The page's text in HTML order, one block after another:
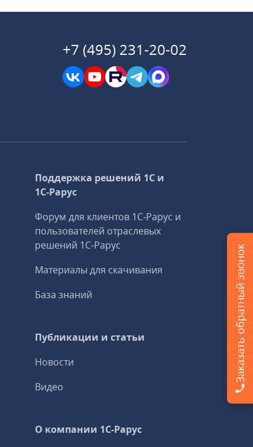
+7 (495) 231-20-02
Поддержка решений 1С и
1С‑Рарус
Форум для клиентов 1С‑Рарус и
пользователей отраслевых
решений 1С‑Рарус
Материалы для скачивания
База знаний
Публикации и статьи
Новости
Видео
О компании 1C-Рарус
Заказать обратный звонок